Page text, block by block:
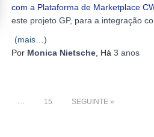
com a Plataforma de Marketplace
este projeto GP, para a integração
(mais…)
Por Monica Nietsche, Há 3 anos
… 15 SEGUINTE